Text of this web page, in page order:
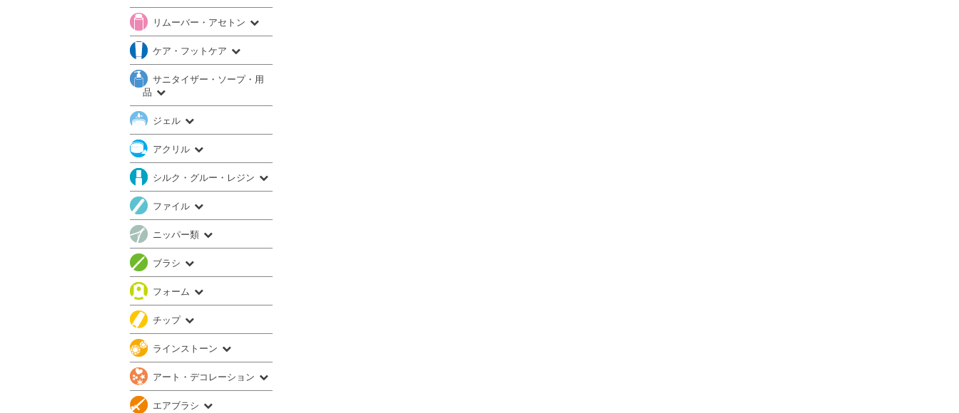
リムーバー・アセトン
ケア・フットケア
サニタイザー・ソープ・用
品
ジェル
アクリル
シルク・グルー・レジン
ファイル
ニッパー類
ブラシ
フォーム
チップ
ラインストーン
アート・デコレーション
エアブラシ